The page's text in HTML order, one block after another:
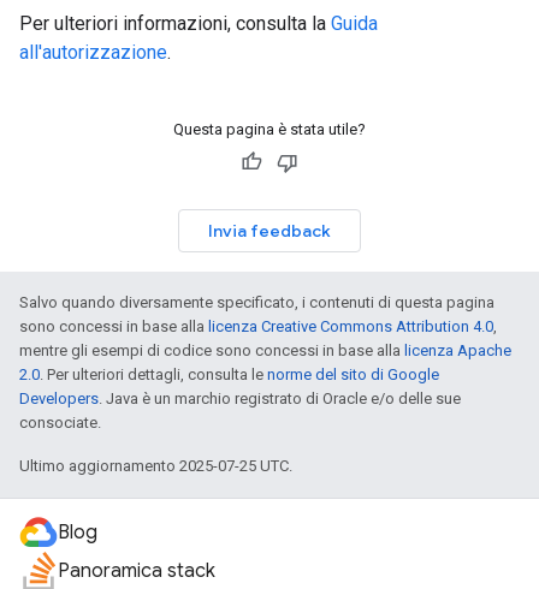
Per ulteriori informazioni, consulta la Guida
all'autorizzazione.
Questa pagina è stata utile?
Invia feedback
Salvo quando diversamente specificato, i contenuti di questa pagina
sono concessi in base alla licenza Creative Commons Attribution 4.0,
mentre gli esempi di codice sono concessi in base alla licenza Apache
2.0. Per ulteriori dettagli, consulta le norme del sito di Google
Developers. Java è un marchio registrato di Oracle e/o delle sue
consociate.
Ultimo aggiornamento 2025-07-25 UTC.
Blog
Panoramica stack